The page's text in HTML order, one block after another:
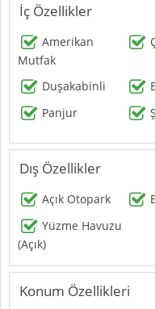
İç Özellikler
Amerikan
Mutfak
Duşakabinli
Panjur
Dış Özellikler
Açık Otopark
Yüzme Havuzu
(Açık)
Konum Özellikleri